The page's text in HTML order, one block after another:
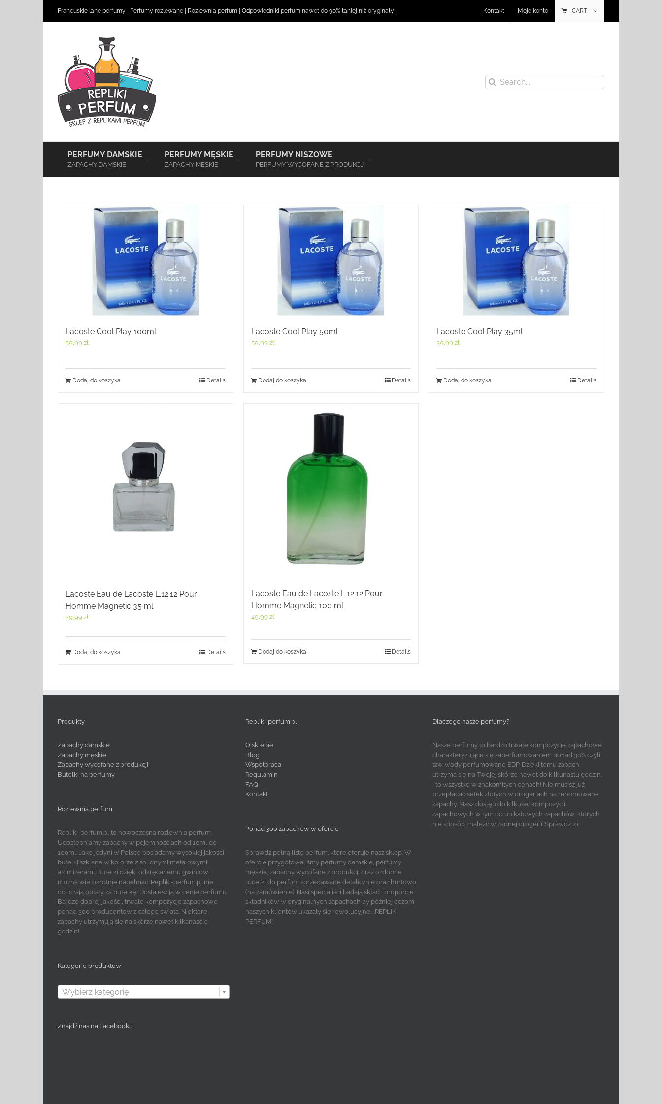
Francuskie lane perfumy Perfumy rozlewane Rozlewnia perfum Odpowiedniki perfum nawet do 90% taniej niż oryginały! Kontakt Moje konto CART
Search
for:
PERFUMY DAMSKIE
ZAPACHY DAMSKIE
PERFUMY MĘSKIE
ZAPACHY MĘSKIE
PERFUMY NISZOWE
PERFUMY WYCOFANE Z PRODUKCJI
Lacoste Cool Play 100ml
59,99 zł
Dodaj do koszyka Details
Lacoste Cool Play 50ml
59,99 zł
Dodaj do koszyka Details
Lacoste Cool Play 35ml
39,99zł
Dodaj do koszyka Details
Lacoste Eau de Lacoste L.12.12 Pour
Homme Magnetic 35 ml
29,99 zł
Dodaj do koszyka Details
Lacoste Eau de Lacoste L.12.12 Pour
Homme Magnetic 100 ml
49,99 zł
Dodaj do koszyka Details
Produkty
Zapachy damskie
Zapachy męskie
Zapachy wycofane z produkcji
Butelki na perfumy
Rozlewnia perfum
Repliki-perfum.pl to nowoczesna rozlewnia perfum.
Udostępniamy zapachy w pojemnościach od 10ml do
100ml. Jako jedyni w Polsce posiadamy wysokiej jakości
butelki szklane w kolorze z solidnymi metalowymi
atomizerami. Butelki dzięki odkręcanemu gwintowi
można wielokrotnie napełniać. Repliki-perfum.pl nie
doliczają opłaty za butelkę! Dostajesz ją w cenie perfumu.
Bardzo dobrej jakości, trwałe kompozycje zapachowe
ponad 300 producentów z całego świata. Niektóre
zapachy utrzymują się na skórze nawet kilkanaście
godzin!
Kategorie produktów
Wybierz kategorię
Znajdź nas na Facebooku
Repliki-perfum.pl
O sklepie
Blog
Współpraca
Regulamin
FAQ
Kontakt
Ponad 300 zapachów w ofercie
Sprawdź pełną listę perfum, które oferuje nasz sklep. W
ofercie przygotowaliśmy perfumy damskie, perfumy
męskie, zapachy wycofane z produkcji oraz ozdobne
butelki do perfum sprzedawane detalicznie oraz hurtowo
(na zamówienie). Nasi specjaliści badają skład i proporcje
składników w oryginalnych zapachach by później oczom
naszych klientów ukazały się rewolucyjne... REPLIKI
PERFUM!
Dlaczego nasze perfumy?
Nasze perfumy to bardzo trwałe kompozycje zapachowe
charakteryzujące się zaperfumowaniem ponad 30% czyli
tzw. wody perfumowane EDP. Dzięki temu zapach
utrzyma się na Twojej skórze nawet do kilkunastu godzin.
I to wszystko w znakomitych cenach! Nie musisz już
przepłacać setek złotych w drogeriach na renomowane
zapachy. Masz dostęp do kilkuset kompozycji
zapachowych w tym do unikatowych zapachów, których
nie sposób znaleźć w żadnej drogerii. Sprawdź to!